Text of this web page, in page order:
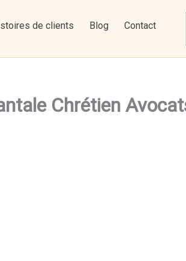
de clients Blog
Contact
Chrétien